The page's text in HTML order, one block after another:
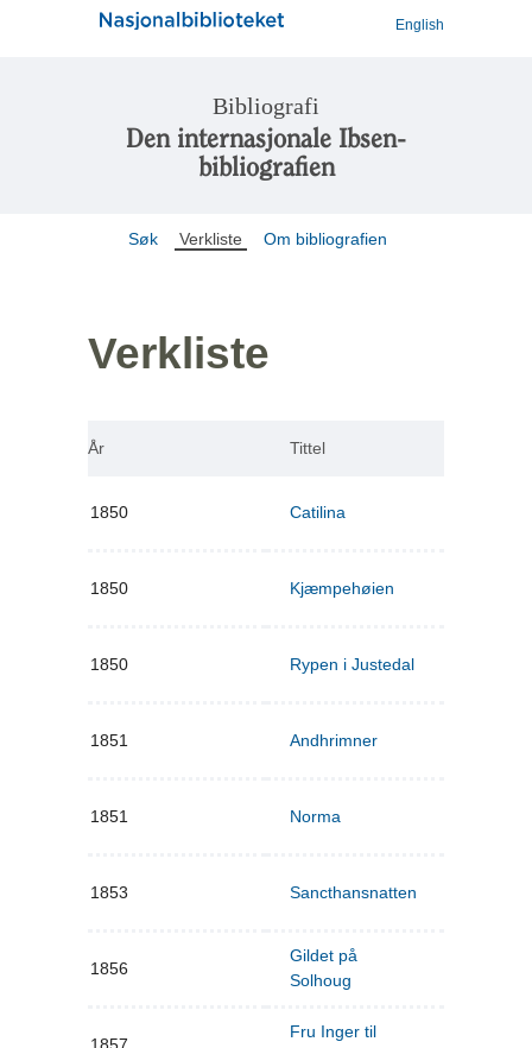
English
Bibliografi
Den internasjonale Ibsen-
bibliografien
Søk Verkliste Om bibliografien
Verkliste
År Tittel
1850 Catilina
1850 Kjæmpehøien
1850 Rypen i Justedal
1851 Andhrimner
1851 Norma
1853 Sancthansnatten
1856
Gildet på
Solhoug
1857
Fru Inger til